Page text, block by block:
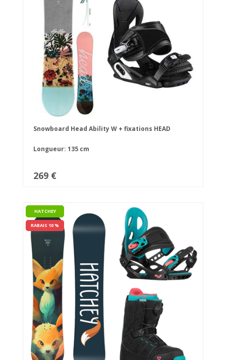
Snowboard Head Ability W + fixations HEAD
Longueur: 135 cm
269 €
HATCHEY
RABAIS 10 %